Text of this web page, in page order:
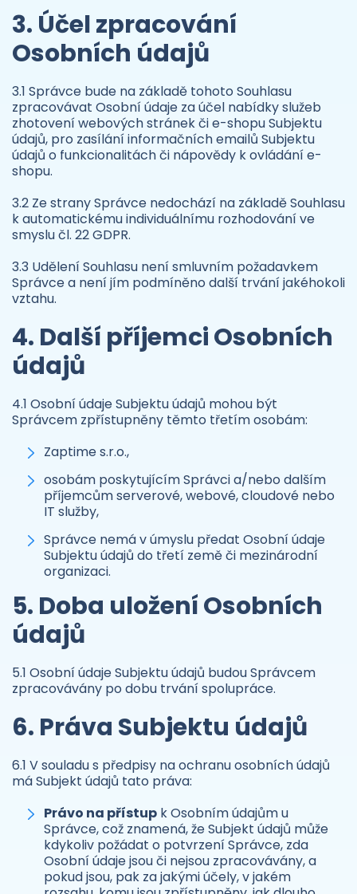
3. Účel zpracování
Osobních údajů
3.1 Správce bude na základě tohoto Souhlasu
zpracovávat Osobní údaje za účel nabídky služeb
zhotovení webových stránek či e-shopu Subjektu
údajů, pro zasílání informačních emailů Subjektu
údajů o funkcionalitách či nápovědy k ovládání e-
shopu.
3.2 Ze strany Správce nedochází na základě Souhlasu
k automatickému individuálnímu rozhodování ve
smyslu čl. 22 GDPR.
3.3 Udělení Souhlasu není smluvním požadavkem
Správce a není jím podmíněno další trvání jakéhokoli
vztahu.
4. Další příjemci Osobních
údajů
4.1 Osobní údaje Subjektu údajů mohou být
Správcem zpřístupněny těmto třetím osobám:
Zaptime s.r.o.,
osobám poskytujícím Správci a/nebo dalším
příjemcům serverové, webové, cloudové nebo
IT služby,
Správce nemá v úmyslu předat Osobní údaje
Subjektu údajů do třetí země či mezinárodní
organizaci.
5. Doba uložení Osobních
údajů
5.1 Osobní údaje Subjektu údajů budou Správcem
zpracovávány po dobu trvání spolupráce.
6. Práva Subjektu údajů
6.1 V souladu s předpisy na ochranu osobních údajů
má Subjekt údajů tato práva:
Právo na přístup k Osobním údajům u
Správce, což znamená, že Subjekt údajů může
kdykoliv požádat o potvrzení Správce, zda
Osobní údaje jsou či nejsou zpracovávány, a
pokud jsou, pak za jakými účely, v jakém